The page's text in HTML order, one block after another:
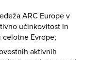
ARC Europe v
učinkovitost in
Evrope;
aktivnih